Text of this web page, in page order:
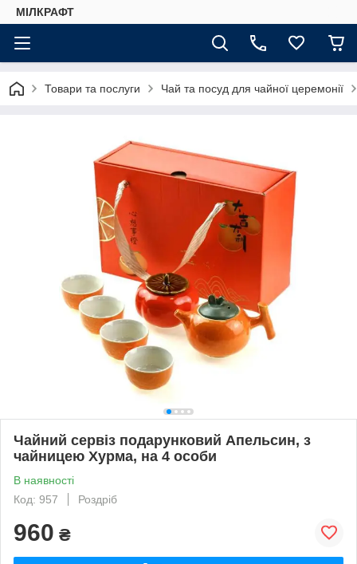
МІЛКРАФТ
Товари та послуги Чай та посуд для чайної церемонії
Чайний сервіз подарунковий Апельсин, з
чайницею Хурма, на 4 особи
В наявності
Код: 957
Роздріб
960 ₴